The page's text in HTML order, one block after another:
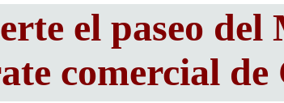
el paseo del
comercial